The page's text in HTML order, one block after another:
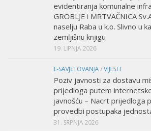
evidentiranja komunalne
GROBLJE i MRTVAČNICA
naselju Raba u k.o. Slivno u
zemljišnu knjigu
19. LIPNJA 2026
E-SAVJETOVANJA/VIJESTI
Poziv javnosti za dostavu
prijedloga putem
javnošću – Nacrt prijedloga
provedbi postupaka
31. SRPNJA 2026